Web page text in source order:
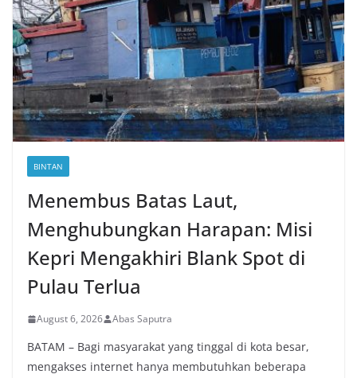
BINTAN
Menembus Batas Laut,
Menghubungkan Harapan: Misi
Kepri Mengakhiri Blank Spot di
Pulau Terlua
August 6, 2026 Abas Saputra
BATAM – Bagi masyarakat yang tinggal di kota besar,
mengakses internet hanya membutuhkan beberapa